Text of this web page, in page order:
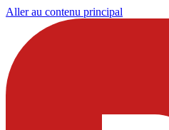
Aller au contenu principal